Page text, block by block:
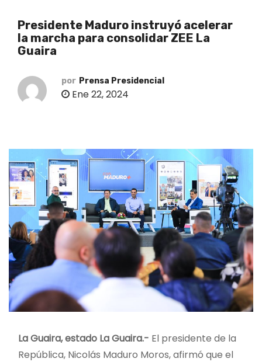
Presidente Maduro instruyó acelerar
la marcha para consolidar ZEE La
Guaira
por Prensa Presidencial
Ene 22, 2024
La Guaira, estado La Guaira.- El presidente de la
República, Nicolás Maduro Moros, afirmó que el